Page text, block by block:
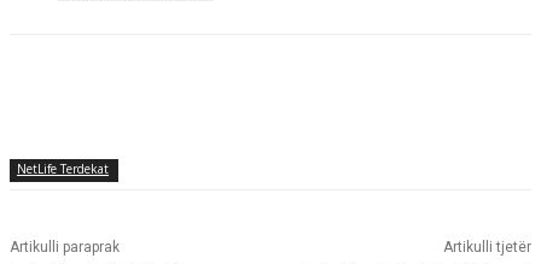
NetLife Terdekat
Artikulli paraprak Artikulli tjetër